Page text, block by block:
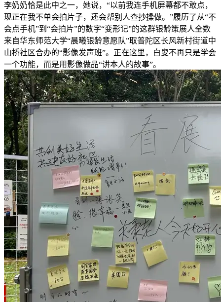
李奶奶恰是此中之一，她说，“以前我连手机屏幕都不敢点，
现正在我不单会拍片子，还会帮别人查抄操做。”履历了从“不
会点手机”到“会拍片”的数字“变形记”的这群银龄策展人全数
来自华东师范大学“晨曦银龄意愿队”取普陀区长风新村街道中
山桥社区合办的“影像发声班”。正在这里，白叟不再只是学会
一个功能，而是用影像做品“讲本人的故事”。